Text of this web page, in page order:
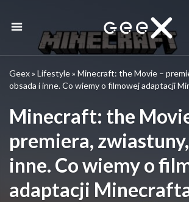
Geex» Lifestyle» Minecraft: the Movie –
obsada i inne. Co wiemy o filmowej adaptacji
Minecraft: the
premiera,
inne. Co wiemy o
adaptacji